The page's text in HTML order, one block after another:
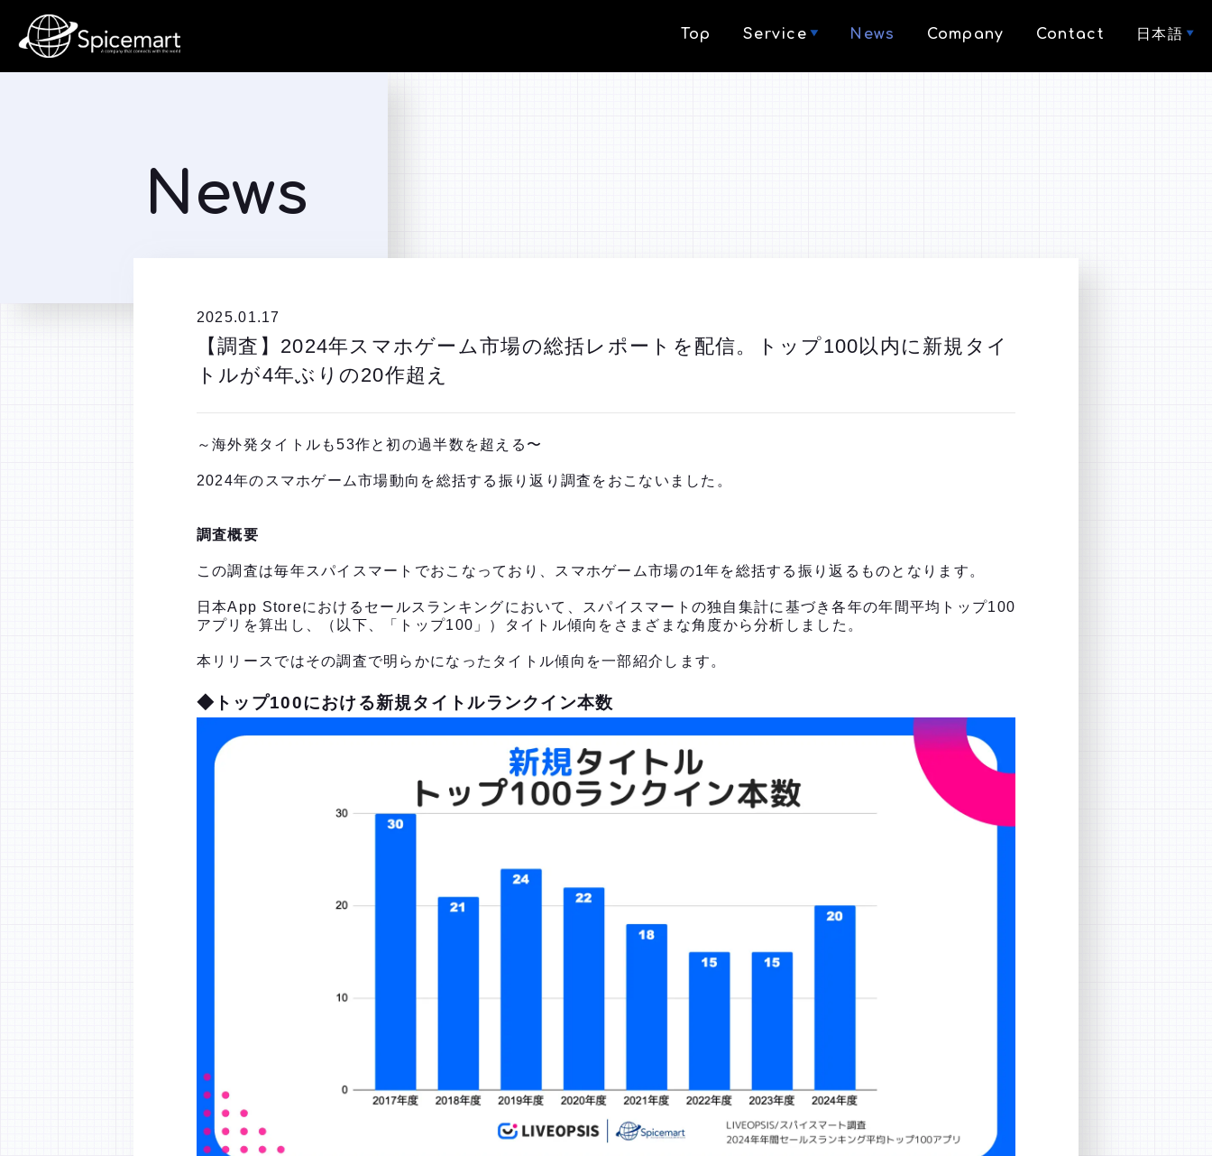
Top Service News Company Contact 日本語
News
2025.01.17
【調査】2024年スマホゲーム市場の総括レポートを配信。トップ100以内に新規タイ
トルが4年ぶりの20作超え
～海外発タイトルも53作と初の過半数を超える〜
2024年のスマホゲーム市場動向を総括する振り返り調査をおこないました。
調査概要
この調査は毎年スパイスマートでおこなっており、スマホゲーム市場の1年を総括する振り返るものとなります。
日本App Storeにおけるセールスランキングにおいて、スパイスマートの独自集計に基づき各年の年間平均トップ100
アプリを算出し、（以下、「トップ100」）タイトル傾向をさまざまな角度から分析しました。
本リリースではその調査で明らかになったタイトル傾向を一部紹介します。
◆トップ100における新規タイトルランクイン本数